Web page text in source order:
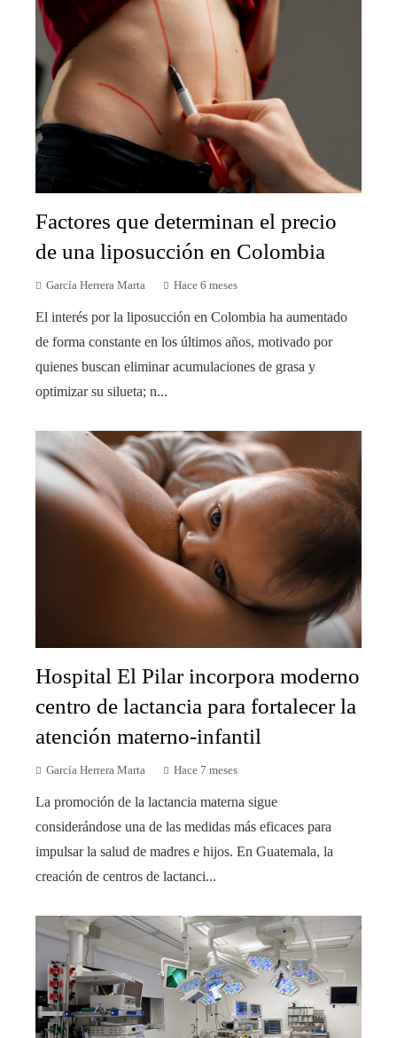
Factores que determinan el precio
de una liposucción en Colombia
García Herrera Marta Hace 6 meses
El interés por la liposucción en Colombia ha aumentado
de forma constante en los últimos años, motivado por
quienes buscan eliminar acumulaciones de grasa y
optimizar su silueta; n...
Hospital El Pilar incorpora moderno
centro de lactancia para fortalecer la
atención materno-infantil
García Herrera Marta Hace 7 meses
La promoción de la lactancia materna sigue
considerándose una de las medidas más eficaces para
impulsar la salud de madres e hijos. En Guatemala, la
creación de centros de lactanci...